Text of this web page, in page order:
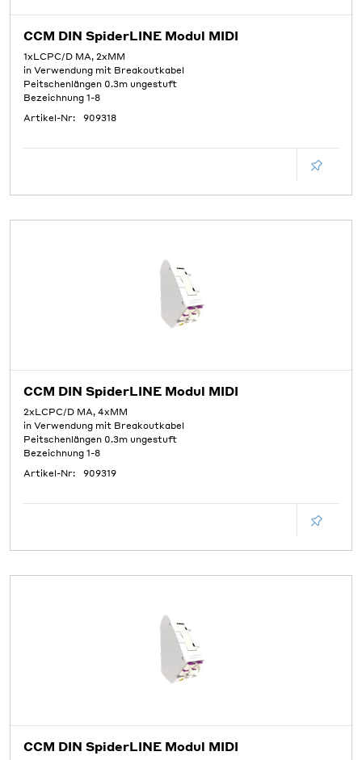
CCM DIN SpiderLINE Modul MIDI
1xLCPC/D MA, 2xMM
in Verwendung mit Breakoutkabel
Peitschenlängen 0.3m ungestuft
Bezeichnung 1-8
Artikel-Nr:
909318
CCM DIN SpiderLINE Modul MIDI
2xLCPC/D MA, 4xMM
in Verwendung mit Breakoutkabel
Peitschenlängen 0.3m ungestuft
Bezeichnung 1-8
Artikel-Nr:
909319
CCM DIN SpiderLINE Modul MIDI